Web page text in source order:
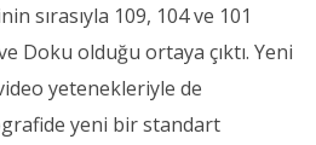
sırasıyla 109, 104 ve 101
Doku olduğu ortaya çıktı. Yeni
yetenekleriyle de
yeni bir standart